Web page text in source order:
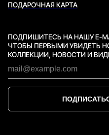
ПОДАРОЧНАЯ КАРТА
ПОДПИШИТЕСЬ НА НАШУ E-
ЧТОБЫ ПЕРВЫМИ УВИДЕТЬ
КОЛЛЕКЦИИ, НОВОСТИ И